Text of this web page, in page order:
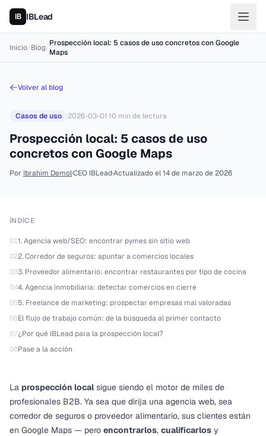
IBLead
Inicio/Blog/Prospección local: 5 casos de uso concretos con Google
Maps
Volver al blog
Casos de uso 2026-03-01·10 min de lectura
Prospección local: 5 casos de uso
concretos con Google Maps
Por Ibrahim Demol·CEO IBLead·Actualizado el14 de marzo de 2026
ÍNDICE
011. Agencia web/SEO: encontrar pymes sin sitio web
022. Corredor de seguros: apuntar a comercios locales
033. Proveedor alimentario: encontrar restaurantes por tipo de cocina
044. Agencia inmobiliaria: detectar comercios en cierre
055. Freelance de marketing: prospectar empresas mal valoradas
06El flujo de trabajo común: de la búsqueda al primer contacto
07¿Por qué IBLead para la prospección local?
08Pase a la acción
La prospección localsigue siendo el motor de miles de
profesionales B2B. Ya sea que dirija una agencia web, sea
corredor de seguros o proveedor alimentario, sus clientes están
en Google Maps — pero encontrarlos, cualificarlos y